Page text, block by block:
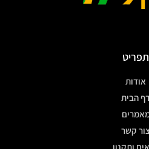
תפריט
אודות
הבית
צור קשר